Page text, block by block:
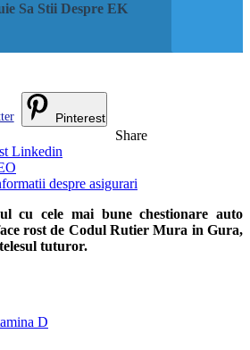
Sa Stii Despre EK
Pinterest
Share
Linkedin
despre asigurari
cu cele mai bune chestionare auto
rost de Codul Rutier Mura in Gura,
tuturor.